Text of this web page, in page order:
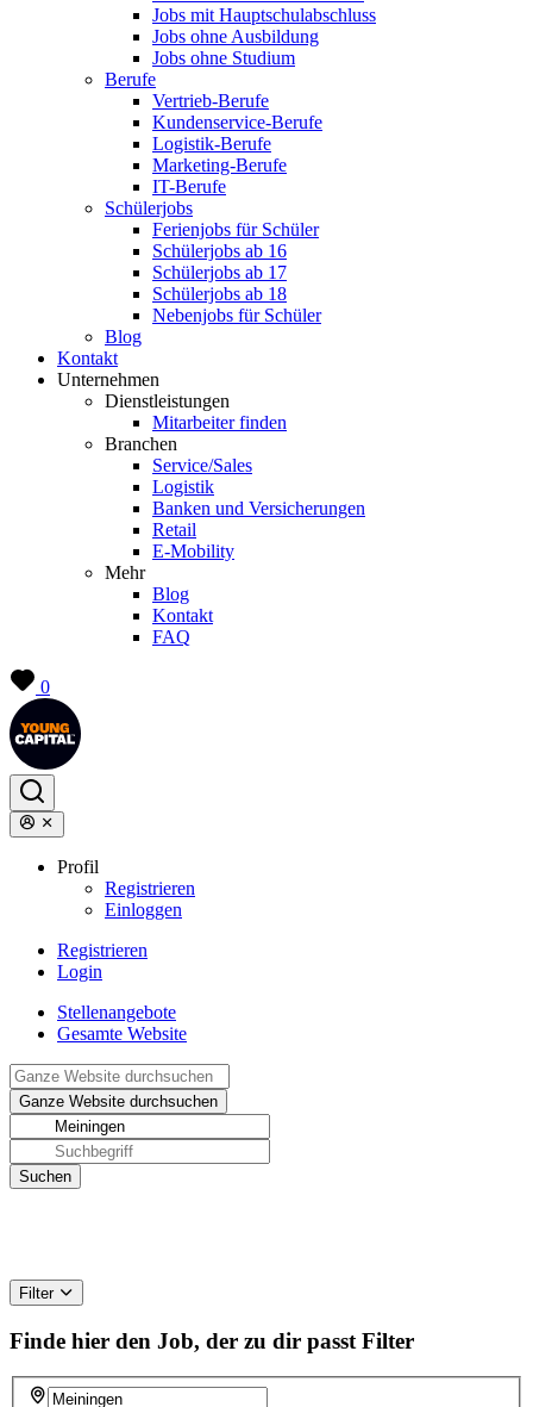
Jobs mit Hauptschulabschluss
Jobs ohne Ausbildung
Jobs ohne Studium
Berufe
Vertrieb-Berufe
Kundenservice-Berufe
Logistik-Berufe
Marketing-Berufe
IT-Berufe
Schülerjobs
Ferienjobs für Schüler
Schülerjobs ab 16
Schülerjobs ab 17
Schülerjobs ab 18
Nebenjobs für Schüler
Blog
Kontakt
Unternehmen
Dienstleistungen
Mitarbeiter finden
Branchen
Service/Sales
Logistik
Banken und Versicherungen
Retail
E-Mobility
Mehr
Blog
Kontakt
FAQ
0
Profil
Registrieren
Einloggen
Registrieren
Login
Stellenangebote
Gesamte Website
Filter
Finde hier den Job, der zu dir passt Filter